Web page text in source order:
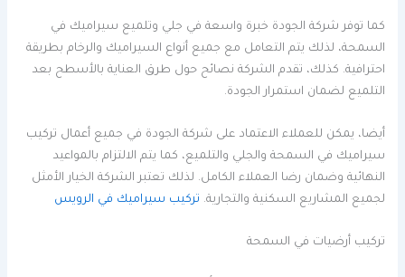
كما توفر شركة الجودة خبرة واسعة في جلي وتلميع سيراميك في
السمحة، لذلك يتم التعامل مع جميع أنواع السيراميك والرخام بطريقة
احترافية. كذلك، تقدم الشركة نصائح حول طرق العناية بالأسطح بعد
التلميع لضمان استمرار الجودة.
أيضا، يمكن للعملاء الاعتماد على شركة الجودة في جميع أعمال تركيب
سيراميك في السمحة والجلي والتلميع، كما يتم الالتزام بالمواعيد
النهائية وضمان رضا العملاء الكامل. لذلك تعتبر الشركة الخيار الأمثل
لجميع المشاريع السكنية والتجارية. تركيب سيراميك في الرويس
تركيب أرضيات في السمحة